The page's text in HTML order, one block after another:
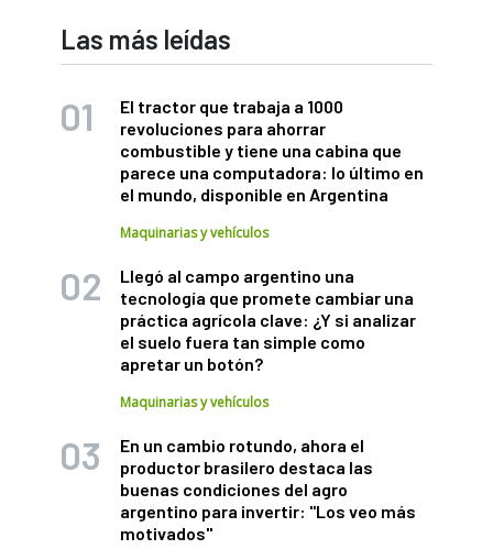
Las más leídas
El tractor que trabaja a 1000
revoluciones para ahorrar
combustible y tiene una cabina que
parece una computadora: lo último en
el mundo, disponible en Argentina
Maquinarias y vehículos
Llegó al campo argentino una
tecnología que promete cambiar una
práctica agrícola clave: ¿Y si analizar
el suelo fuera tan simple como
apretar un botón?
Maquinarias y vehículos
En un cambio rotundo, ahora el
productor brasilero destaca las
buenas condiciones del agro
argentino para invertir: "Los veo más
motivados"